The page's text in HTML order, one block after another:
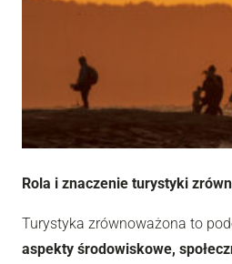
Rola i znaczenie turystyki
Turystyka zrównoważona to
aspekty środowiskowe,